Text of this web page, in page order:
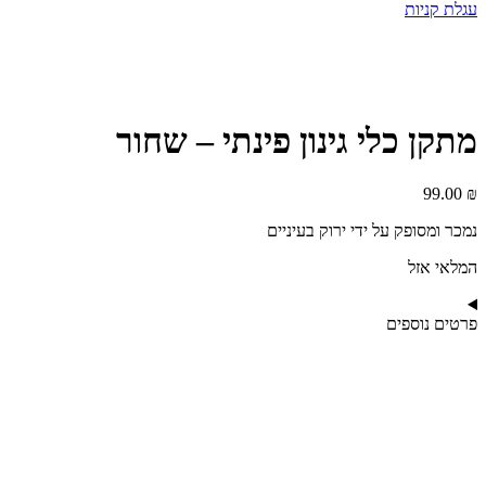
עגלת קניות
מתקן כלי גינון פינתי – שחור
99.00 ₪
נמכר ומסופק על ידי ירוק בעיניים
המלאי אזל
פרטים נוספים